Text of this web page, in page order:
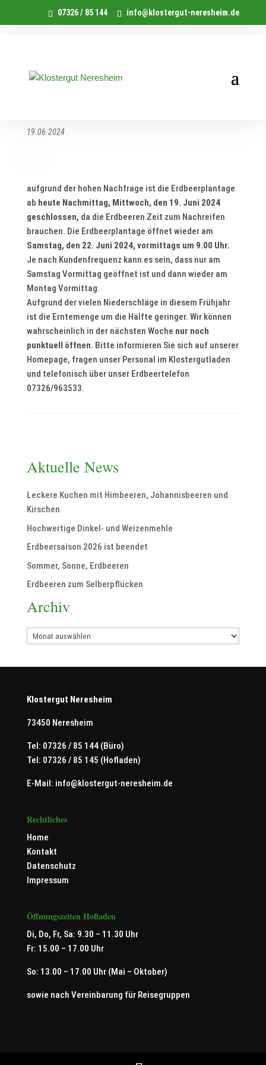
07326 / 85 144 info@klostergut-neresheim.de
Erdbeerplantage bis einschließlich
19.06.2024
aufgrund der hohen Nachfrage ist die Erdbeerplantage
ab heute Nachmittag, Mittwoch, den 19. Juni 2024
geschlossen, da die Erdbeeren Zeit zum Nachreifen
brauchen. Die Erdbeerplantage öffnet wieder am
Samstag, den 22. Juni 2024, vormittags um 9.00 Uhr.
Je nach Kundenfrequenz kann es sein, dass nur am
Samstag Vormittag geöffnet ist und dann wieder am
Montag Vormittag.
Aufgrund der vielen Niederschläge in diesem Frühjahr
ist die Erntemenge um die Hälfte geringer. Wir können
wahrscheinlich in der nächsten Woche nur noch
punktuell öffnen. Bitte informieren Sie sich auf unserer
Homepage, fragen unser Personal im Klostergutladen
und telefonisch über unser Erdbeertelefon
07326/963533.
Aktuelle News
Leckere Kuchen mit Himbeeren, Johannisbeeren und
Kirschen
Hochwertige Dinkel- und Weizenmehle
Erdbeersaison 2026 ist beendet
Sommer, Sonne, Erdbeeren
Erdbeeren zum Selberpflücken
Archiv
Archiv
Klostergut Neresheim
73450 Neresheim
Tel: 07326 / 85 144 (Büro)
Tel: 07326 / 85 145 (Hofladen)
E-Mail: info@klostergut-neresheim.de
Rechtliches
Home
Kontakt
Datenschutz
Impressum
Öffnungszeiten Hofladen
Di, Do, Fr, Sa: 9.30 – 11.30 Uhr
Fr: 15.00 – 17.00 Uhr
So: 13.00 – 17.00 Uhr (Mai – Oktober)
sowie nach Vereinbarung für Reisegruppen